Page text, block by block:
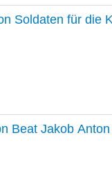
Soldaten für die
Beat Jakob